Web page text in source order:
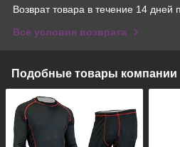
Возврат товара в течение 14 дней
Все условия возврата
Подобные товары компании